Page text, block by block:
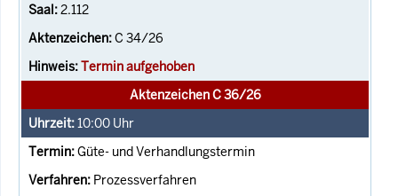
2.112
C 34/26
Termin aufgehoben
Aktenzeichen C 36/26
10:00 Uhr
Güte- und Verhandlungstermin
Prozessverfahren